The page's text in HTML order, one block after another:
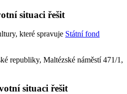
situaci řešit
které spravuje Státní fond
republiky, Maltézské náměstí 471/1,
situaci řešit